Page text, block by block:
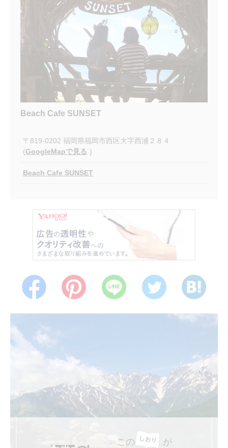
Beach Cafe SUNSET
〒819-0202 福岡県福岡市西区大字西浦２８４
(GoogleMapで見る )
Beach Cafe SUNSET
この
が